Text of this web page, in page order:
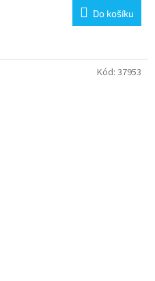
Do košíku
Kód: 37953